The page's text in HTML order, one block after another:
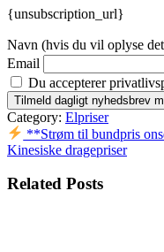
{unsubscription_url}
Navn (hvis du vil oplyse
Email
Du accepterer
Category: Elpriser
**Strøm til bundpris
Kinesiske dragepriser
Related Posts